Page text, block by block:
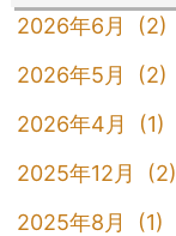
2026年6月 (2)
2026年5月 (2)
2026年4月 (1)
2025年12月 (2)
2025年8月 (1)